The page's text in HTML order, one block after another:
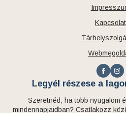
Kapcsolat
Legyél részese a
Szeretnéd, ha több nyugalom
mindennapjaidban? Csatlakozz